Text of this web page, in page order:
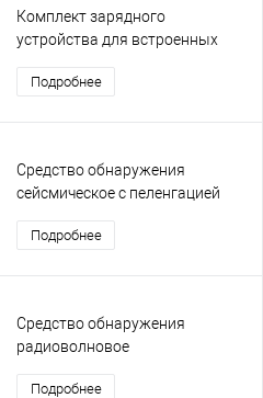
Комплект зарядного
устройства для встроенных
Подробнее
Средство обнаружения
сейсмическое с пеленгацией
Подробнее
Средство обнаружения
радиоволновое
Подробнее